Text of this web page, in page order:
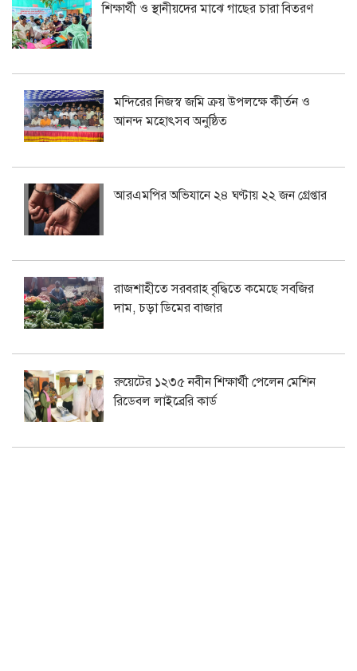
শিক্ষার্থী ও স্থানীয়দের মাঝে গাছের চারা বিতরণ
মন্দিরের নিজস্ব জমি ক্রয় উপলক্ষে কীর্তন ও
আনন্দ মহোৎসব অনুষ্ঠিত
আরএমপির অভিযানে ২৪ ঘণ্টায় ২২ জন গ্রেপ্তার
রাজশাহীতে সরবরাহ বৃদ্ধিতে কমেছে সবজির
দাম, চড়া ডিমের বাজার
রুয়েটের ১২৩৫ নবীন শিক্ষার্থী পেলেন মেশিন
রিডেবল লাইব্রেরি কার্ড